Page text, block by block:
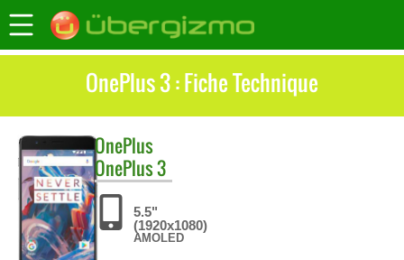
OnePlus 3 : Fiche Technique
OnePlus
OnePlus 3
5.5"
(1920x1080)
AMOLED